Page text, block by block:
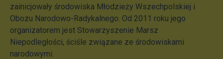
zainicjowały środowiska Młodzieży Wszechpolskiej i
Obozu Narodowo-Radykalnego. Od 2011 roku jego
organizatorem jest Stowarzyszenie Marsz
Niepodległości, ściśle związane ze środowiskami
narodowymi.